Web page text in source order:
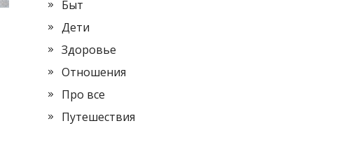
Быт
Дети
Здоровье
Отношения
Про все
Путешествия